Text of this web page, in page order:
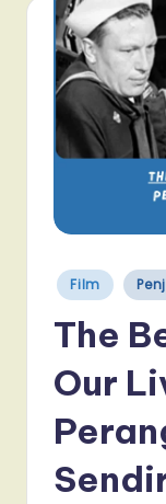
Posted
in
Film
The
Our